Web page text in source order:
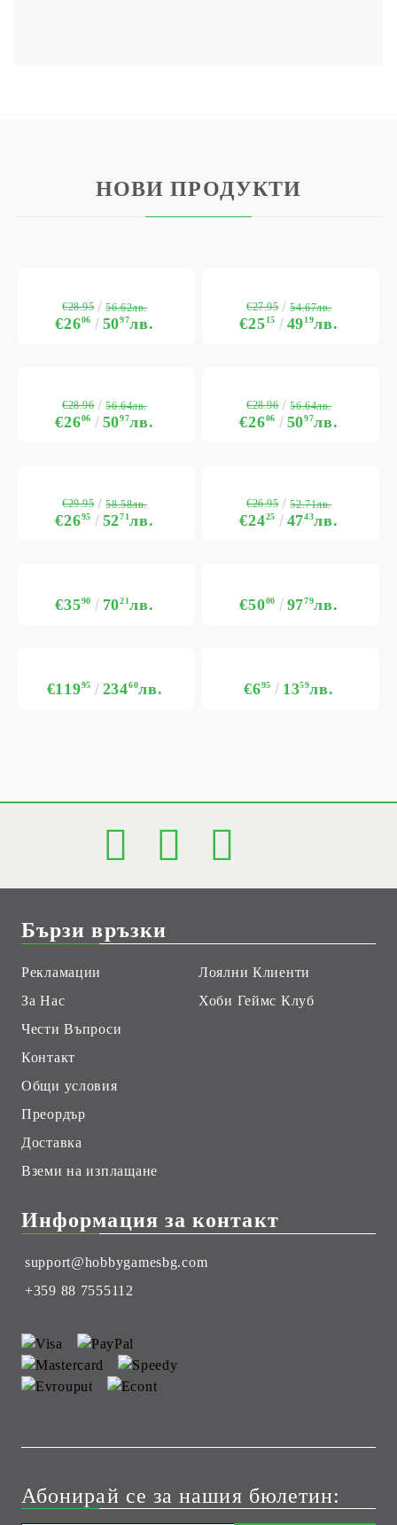
НОВИ ПРОДУКТИ
€2606 5097лв.
€28.95 56.62лв.
€2515 4919лв.
€27.95 54.67лв.
€2606 5097лв.
€28.96 56.64лв.
€2606 5097лв.
€28.96 56.64лв.
€2695 5271лв.
€29.95 58.58лв.
€2425 4743лв.
€26.95 52.71лв.
€3590 7021лв. €5000 9779лв.
€11995 23460лв. €695 1359лв.
Бързи връзки
Рекламации
За Нас
Чести Въпроси
Контакт
Общи условия
Преордър
Доставка
Вземи на изплащане
Лоялни Клиенти
Хоби Геймс Клуб
Информация за контакт
support@hobbygamesbg.com
+359 88 7555112
Абонирай се за нашия бюлетин: